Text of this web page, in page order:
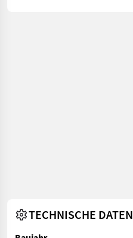
TECHNISCHE DATEN